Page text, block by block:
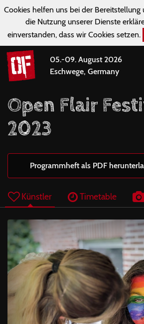
Cookies helfen uns bei der Bereitstellung
die Nutzung unserer Dienste
einverstanden, dass wir Cookies setzen.
05.-09. August 2026
Eschwege, Germany
Open Flair
2023
Programmheft als PDF
Künstler Timetable